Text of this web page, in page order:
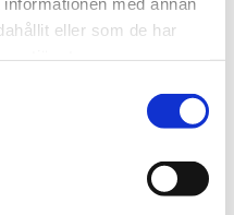
eller som de har